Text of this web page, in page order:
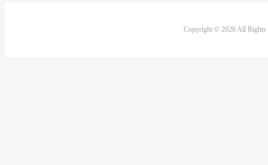
Copyright © 2026 All